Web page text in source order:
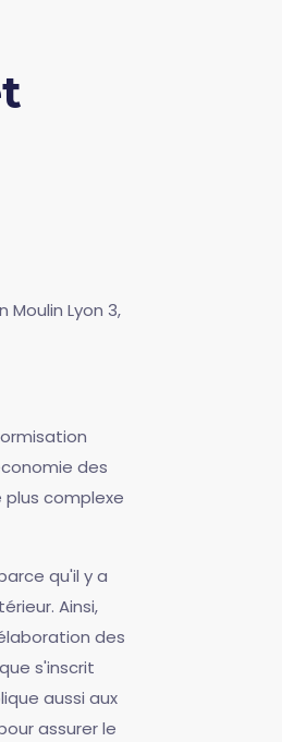
Moulin Lyon 3,
des
complexe
qu'il y a
Ainsi,
des
s'inscrit
aussi aux
assurer le